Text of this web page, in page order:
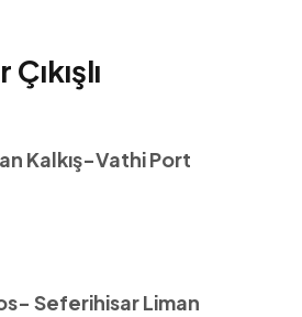
Kalkış-Vathi Port
Seferihisar Liman